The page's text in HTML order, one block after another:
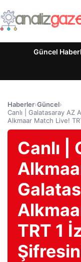
Güncel
Haberler›Güncel›
Canlı | Galatasaray AZ
Alkmaar Match Live!
Canlı |
TRT 1